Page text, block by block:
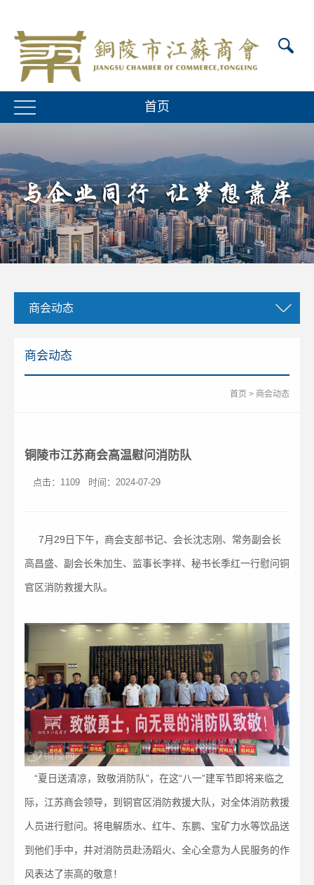
首页
商会动态
商会动态
首页 > 商会动态
铜陵市江苏商会高温慰问消防队
点击：1109 时间：2024-07-29
7月29日下午，商会支部书记、会长沈志刚、常务副会长
高昌盛、副会长朱加生、监事长李祥、秘书长季红一行慰问铜
官区消防救援大队。
“夏日送清凉，致敬消防队”，在这“八一”建军节即将来临之
际，江苏商会领导，到铜官区消防救援大队，对全体消防救援
人员进行慰问。将电解质水、红牛、东鹏、宝矿力水等饮品送
到他们手中，并对消防员赴汤蹈火、全心全意为人民服务的作
风表达了崇高的敬意！